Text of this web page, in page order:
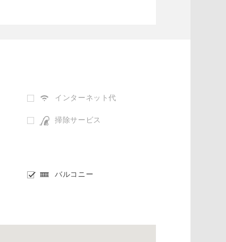
インターネット代
掃除サービス
バルコニー